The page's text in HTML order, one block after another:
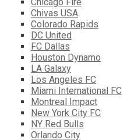
Chicago Fire
Chivas USA
Colorado Rapids
DC United
FC Dallas
Houston Dynamo
LA Galaxy
Los Angeles FC
Miami International FC
Montreal Impact
New York City FC
NY Red Bulls
Orlando City